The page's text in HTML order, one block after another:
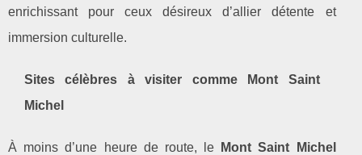
enrichissant pour ceux désireux d’allier détente et
immersion culturelle.
Sites célèbres à visiter comme Mont Saint
Michel
À moins d’une heure de route, le
Mont Saint Michel